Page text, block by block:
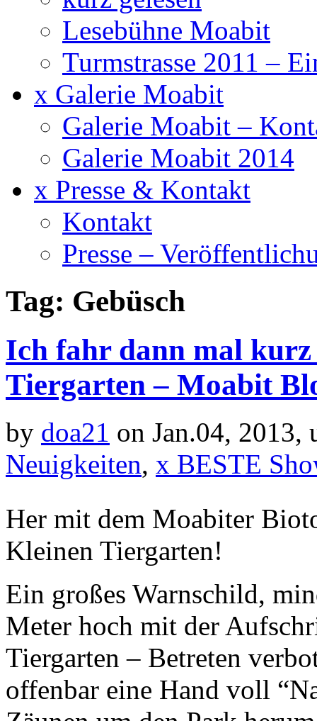
Lesebühne Moabit
Turmstrasse 2011 –
x Galerie Moabit
Galerie Moabit –
Galerie Moabit 2014
x Presse & Kontakt
Kontakt
Presse –
Tag: Gebüsch
Ich fahr dann mal
Tiergarten – Moabit
by doa21 on Jan.04, 2013,
Neuigkeiten, x BESTE
Her mit dem Moabiter
Kleinen Tiergarten!
Ein großes Warnschild,
Meter hoch mit der
Tiergarten – Betreten
offenbar eine Hand voll